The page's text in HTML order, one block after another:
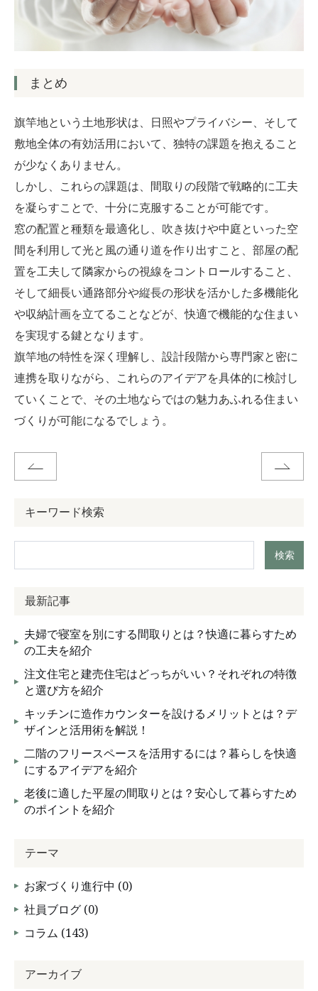
まとめ
旗竿地という土地形状は、日照やプライバシー、そして
敷地全体の有効活用において、独特の課題を抱えること
が少なくありません。
しかし、これらの課題は、間取りの段階で戦略的に工夫
を凝らすことで、十分に克服することが可能です。
窓の配置と種類を最適化し、吹き抜けや中庭といった空
間を利用して光と風の通り道を作り出すこと、部屋の配
置を工夫して隣家からの視線をコントロールすること、
そして細長い通路部分や縦長の形状を活かした多機能化
や収納計画を立てることなどが、快適で機能的な住まい
を実現する鍵となります。
旗竿地の特性を深く理解し、設計段階から専門家と密に
連携を取りながら、これらのアイデアを具体的に検討し
ていくことで、その土地ならではの魅力あふれる住まい
づくりが可能になるでしょう。
キーワード検索
検索
最新記事
夫婦で寝室を別にする間取りとは？快適に暮らすため
の工夫を紹介
注文住宅と建売住宅はどっちがいい？それぞれの特徴
と選び方を紹介
キッチンに造作カウンターを設けるメリットとは？デ
ザインと活用術を解説！
二階のフリースペースを活用するには？暮らしを快適
にするアイデアを紹介
老後に適した平屋の間取りとは？安心して暮らすため
のポイントを紹介
テーマ
お家づくり進行中 (0)
社員ブログ (0)
コラム (143)
アーカイブ